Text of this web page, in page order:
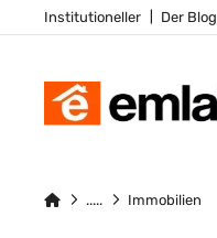
Institutioneller Der Blog
Immobilien